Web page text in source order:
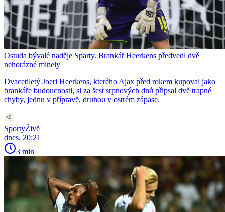
Ostuda bývalé naděje Sparty. Brankář Heerkens předvedl dvě
nehorázné minely
Dvacetiletý Joeri Heerkens, kterého Ajax před rokem kupoval jako
brankáře budoucnosti, si za šest srpnových dnů připsal dvě trapné
chyby, jednu v přípravě, druhou v ostrém zápase.
SportyŽivě
dnes, 20:21
3 min